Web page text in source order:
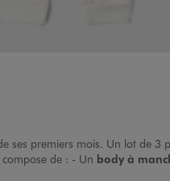
ses premiers mois. Un lot de
compose de : - Un body à